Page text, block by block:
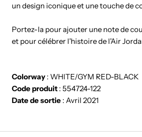
un design iconique et une touche de
Portez-la pour ajouter une note de
et pour célébrer l'histoire de l'Air
Colorway : WHITE/GYM RED-BLACK
Code produit : 554724-122
Date de sortie : Avril 2021